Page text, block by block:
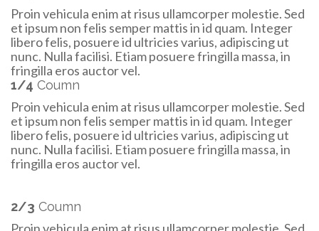
Proin vehicula enim at risus ullamcorper molestie. Sed
et ipsum non felis semper mattis in id quam. Integer
libero felis, posuere id ultricies varius, adipiscing ut
nunc. Nulla facilisi. Etiam posuere fringilla massa, in
fringilla eros auctor vel.
1/4 Coumn
Proin vehicula enim at risus ullamcorper molestie. Sed
et ipsum non felis semper mattis in id quam. Integer
libero felis, posuere id ultricies varius, adipiscing ut
nunc. Nulla facilisi. Etiam posuere fringilla massa, in
fringilla eros auctor vel.
2/3 Coumn